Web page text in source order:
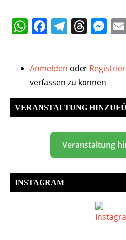
WhatsApp
Facebook
Anmelden oder
verfassen zu können
VERANSTALTUNG
Veranstaltung
INSTAGRAM